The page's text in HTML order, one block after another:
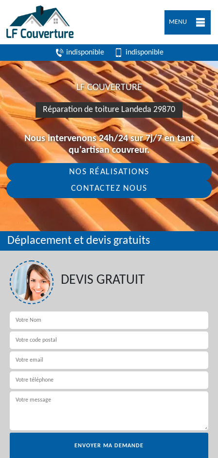
MENU
indisponible indisponible
LF COUVERTURE
Réparation de toiture Landeda 29870
Nous intervenons 24h/24 sur 7j/7 en tant
qu'artisan couvreur.
NOS RÉALISATIONS
CONTACTEZ NOUS
Déplacement et devis gratuits
DEVIS GRATUIT